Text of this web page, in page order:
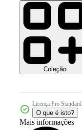
Coleção
Licença Pro Standard
O que é isto?
Mais informações